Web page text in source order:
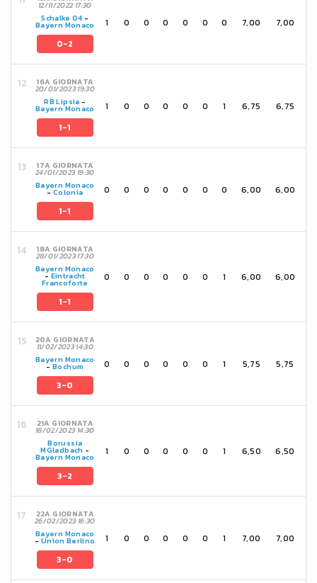
12/11/2022 17:30
Schalke 04 -
Bayern Monaco
0-2
1 0 0 0 0 0 0 7,00 7,00
16A GIORNATA
20/01/2023 19:30
RB Lipsia -
Bayern Monaco
1-1
1 0 0 0 0 0 1 6,75 6,75
17A GIORNATA
24/01/2023 19:30
Bayern Monaco
- Colonia
1-1
0 0 0 0 0 0 0 6,00 6,00
18A GIORNATA
28/01/2023 17:30
Bayern Monaco
- Eintracht
Francoforte
1-1
0 0 0 0 0 0 1 6,00 6,00
20A GIORNATA
11/02/2023 14:30
Bayern Monaco
-Bochum
3-0
0 0 0 0 0 0 1 5,75 5,75
21A GIORNATA
18/02/2023 14:30
Borussia
MGladbach -
Bayern Monaco
3-2
1 0 0 0 0 0 1 6,50 6,50
22A GIORNATA
26/02/2023 16:30
Bayern Monaco
- Union Berlino
3-0
1 0 0 0 0 0 1 7,00 7,00